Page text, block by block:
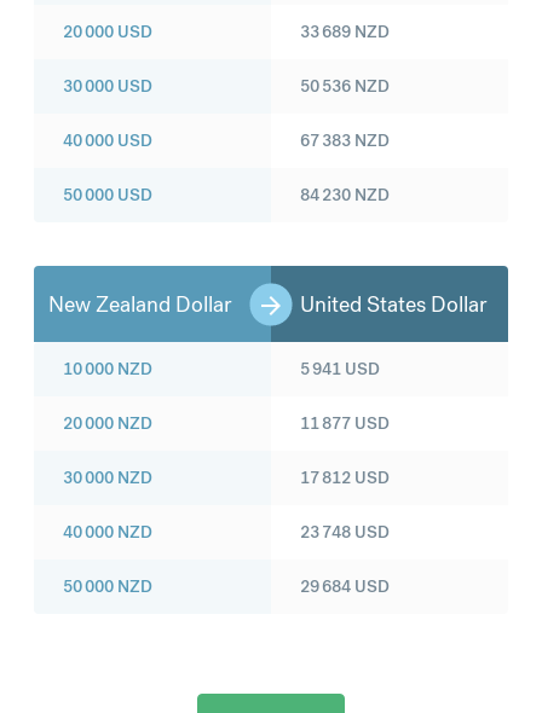
20 000 USD
30 000 USD
40 000 USD
50 000 USD
33 689 NZD
50 536 NZD
67 383 NZD
84 230 NZD
New Zealand Dollar United States Dollar
10 000 NZD
20 000 NZD
30 000 NZD
40 000 NZD
50 000 NZD
5 941 USD
11 877 USD
17 812 USD
23 748 USD
29 684 USD